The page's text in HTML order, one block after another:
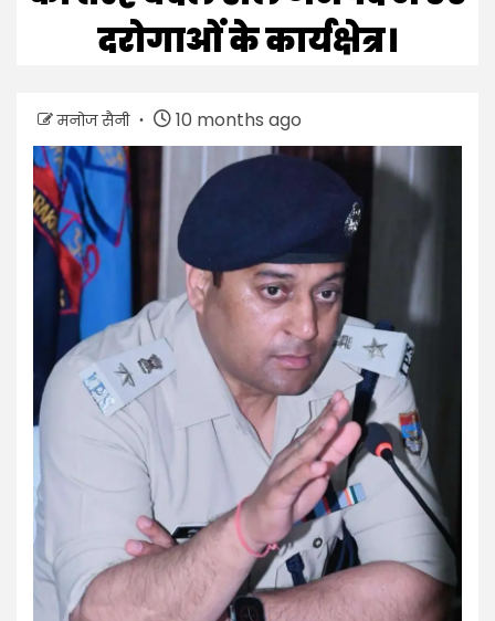
दरोगाओं के कार्यक्षेत्र।
मनोज सैनी 10 months ago